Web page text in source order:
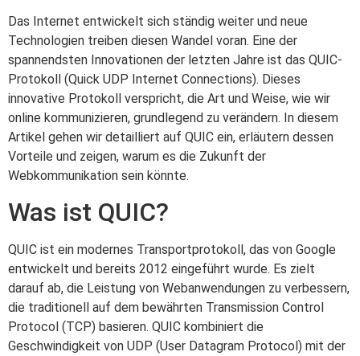
Das Internet entwickelt sich ständig weiter und neue
Technologien treiben diesen Wandel voran. Eine der
spannendsten Innovationen der letzten Jahre ist das QUIC-
Protokoll (Quick UDP Internet Connections). Dieses
innovative Protokoll verspricht, die Art und Weise, wie wir
online kommunizieren, grundlegend zu verändern. In diesem
Artikel gehen wir detailliert auf QUIC ein, erläutern dessen
Vorteile und zeigen, warum es die Zukunft der
Webkommunikation sein könnte.
Was ist QUIC?
QUIC ist ein modernes Transportprotokoll, das von Google
entwickelt und bereits 2012 eingeführt wurde. Es zielt
darauf ab, die Leistung von Webanwendungen zu verbessern,
die traditionell auf dem bewährten Transmission Control
Protocol (TCP) basieren. QUIC kombiniert die
Geschwindigkeit von UDP (User Datagram Protocol) mit der